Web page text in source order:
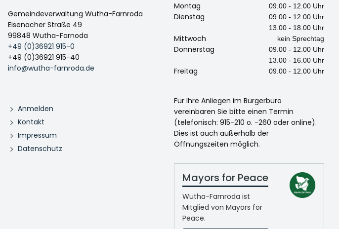
Gemeindeverwaltung Wutha-Farnroda
Eisenacher Straße 49
99848 Wutha-Farnoda
+49 (0)36921 915-0
+49 (0)36921 915-40
info@wutha-farnroda.de
Anmelden
Kontakt
Impressum
Datenschutz
Montag 09.00 - 12.00 Uhr
Dienstag
09.00 - 12.00 Uhr
13.00 - 18.00 Uhr
Mittwoch kein Sprechtag
Donnerstag
09.00 - 12.00 Uhr
13.00 - 16.00 Uhr
Freitag 09.00 - 12.00 Uhr
Für Ihre Anliegen im Bürgerbüro
vereinbaren Sie bitte einen Termin
(telefonisch: 915-210 o. -260 oder online).
Dies ist auch außerhalb der
Öffnungszeiten möglich.
Mayors for Peace
Wutha-Farnroda ist
Mitglied von Mayors for
Peace.